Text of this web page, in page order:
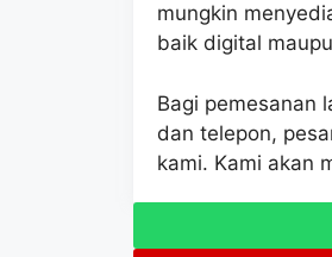
mungkin
baik digital
Bagi pemesanan
dan telepon,
kami. Kami akan